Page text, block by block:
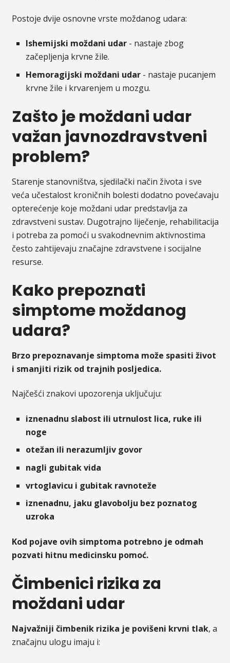
Postoje dvije osnovne vrste moždanog udara:
Ishemijski moždani udar- nastaje zbog
začepljenja krvne žile.
Hemoragijski moždani udar- nastaje pucanjem
krvne žile i krvarenjem u mozgu.
Zašto je moždani udar
važan javnozdravstveni
problem?
Starenje stanovništva, sjedilački način života i sve
veća učestalost kroničnih bolesti dodatno povećavaju
opterećenje koje moždani udar predstavlja za
zdravstveni sustav. Dugotrajno liječenje, rehabilitacija
i potreba za pomoći u svakodnevnim aktivnostima
često zahtijevaju značajne zdravstvene i socijalne
resurse.
Kako prepoznati
simptome moždanog
udara?
Brzo prepoznavanje simptoma može spasiti život
i smanjiti rizik od trajnih posljedica.
Najčešći znakovi upozorenja uključuju:
iznenadnu slabost ili utrnulost lica, ruke ili
noge
otežan ili nerazumljiv govor
nagli gubitak vida
vrtoglavicu i gubitak ravnoteže
iznenadnu, jaku glavobolju bez poznatog
uzroka
Kod pojave ovih simptoma potrebno je odmah
pozvati hitnu medicinsku pomoć.
Čimbenici rizika za
moždani udar
Najvažniji čimbenik rizika je povišeni krvni tlak, a
značajnu ulogu imaju i: